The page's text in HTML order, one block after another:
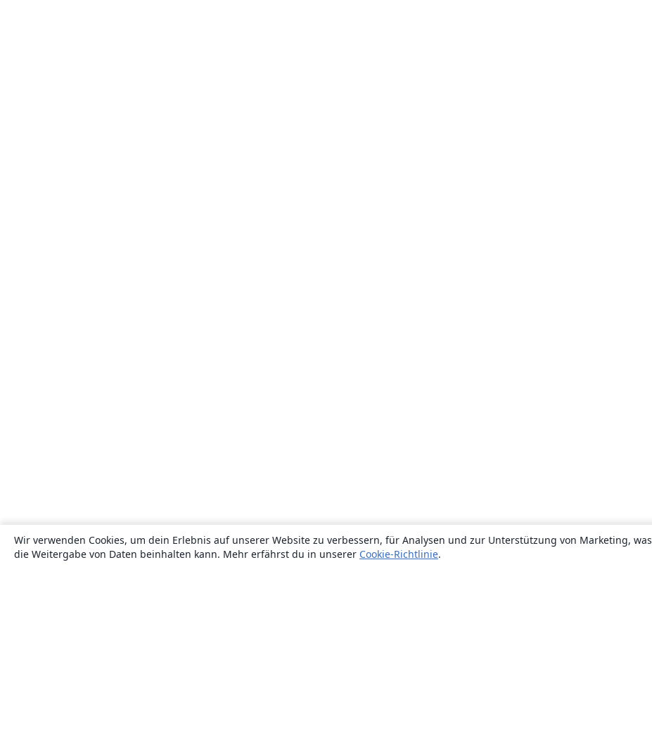
Wir verwenden Cookies, um dein Erlebnis auf unserer Website zu verbessern, für Analysen und zur Unterstützung von Marketing, was
die Weitergabe von Daten beinhalten kann. Mehr erfährst du in unserer Cookie-Richtlinie.